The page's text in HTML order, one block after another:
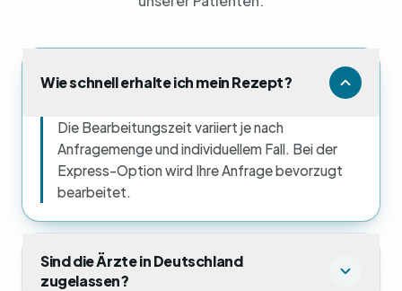
Wie schnell erhalte ich mein Rezept?
Die Bearbeitungszeit variiert je nach
Anfragemenge und individuellem Fall. Bei der
Express-Option wird Ihre Anfrage bevorzugt
bearbeitet.
Sind die Ärzte in Deutschland
zugelassen?